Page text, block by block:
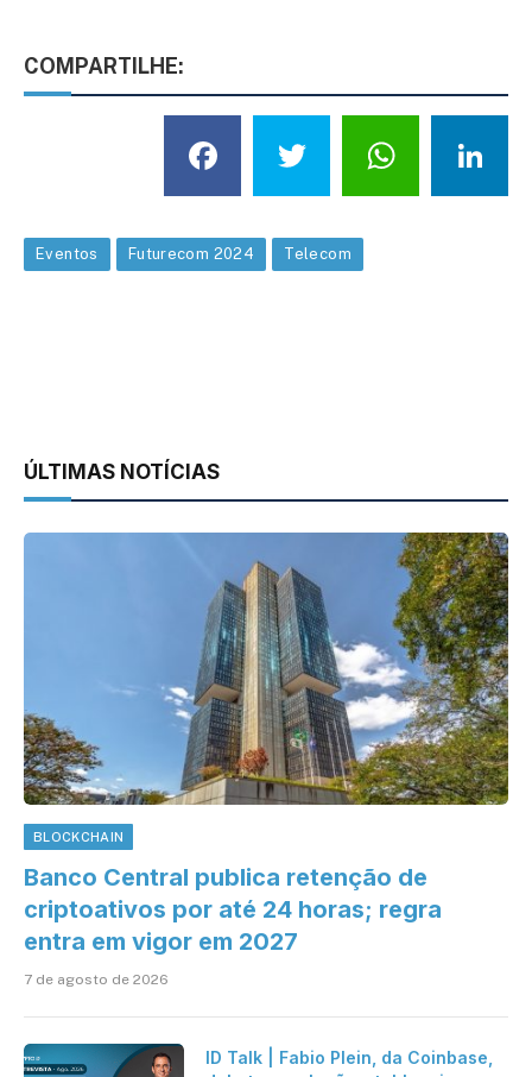
COMPARTILHE:
Facebook
Twitter
Eventos Futurecom 2024 Telecom
ÚLTIMAS NOTÍCIAS
BLOCKCHAIN
Banco Central publica retenção de
criptoativos por até 24 horas; regra
entra em vigor em 2027
7 de agosto de 2026
ID Talk | Fabio Plein, da Coinbase,